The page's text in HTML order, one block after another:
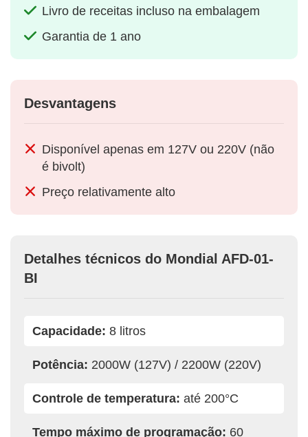
Livro de receitas incluso na embalagem
Garantia de 1 ano
Desvantagens
Disponível apenas em 127V ou 220V (não
é bivolt)
Preço relativamente alto
Detalhes técnicos do Mondial AFD-01-
BI
Capacidade: 8 litros
Potência: 2000W (127V) / 2200W (220V)
Controle de temperatura: até 200°C
Tempo máximo de programação: 60